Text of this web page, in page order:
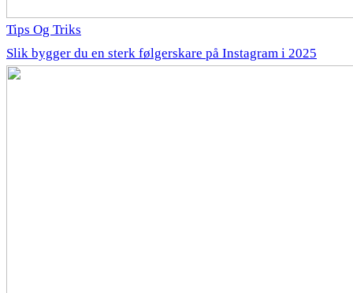
Tips Og Triks
Slik bygger du en sterk følgerskare på Instagram i 2025